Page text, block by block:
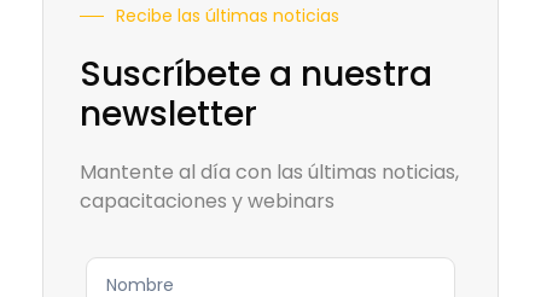
Recibe las últimas noticias
Suscríbete a nuestra
newsletter
Mantente al día con las últimas noticias,
capacitaciones y webinars